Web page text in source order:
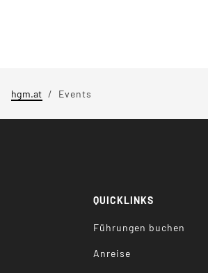
hgm.at Events
QUICKLINKS
Führungen buchen
Anreise